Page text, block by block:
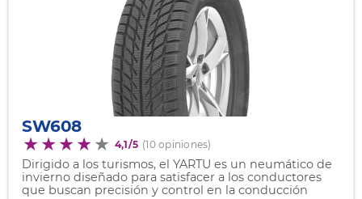
SW608
4,1/5 (10 opiniones)
Dirigido a los turismos, el YARTU es un neumático de
invierno diseñado para satisfacer a los conductores
que buscan precisión y control en la conducción